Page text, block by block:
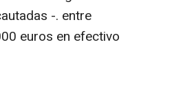
-. entre
euros en efectivo